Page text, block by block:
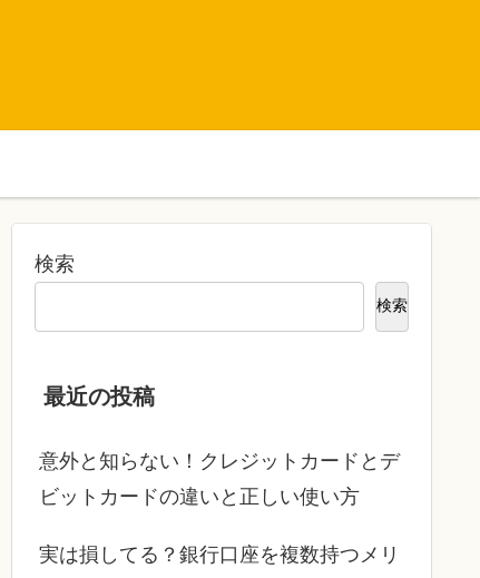
検索
検索
最近の投稿
意外と知らない！クレジットカードとデ
ビットカードの違いと正しい使い方
実は損してる？銀行口座を複数持つメリ